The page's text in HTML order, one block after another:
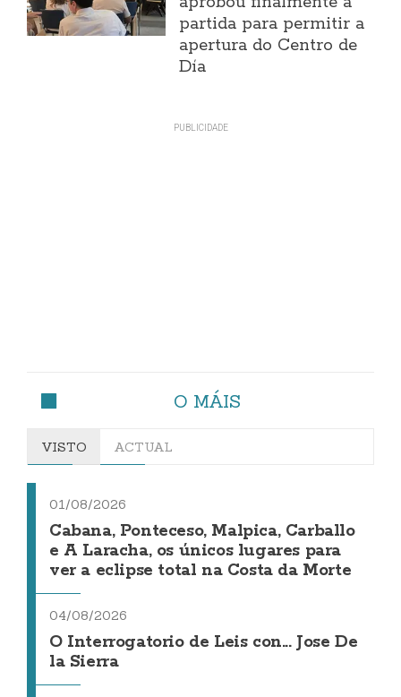
partida para permitir a
apertura do Centro de
Día
O MÁIS
VISTO ACTUAL
01/08/2026
Cabana, Ponteceso, Malpica, Carballo
e A Laracha, os únicos lugares para
ver a eclipse total na Costa da Morte
04/08/2026
O Interrogatorio de Leis con... Jose De
la Sierra